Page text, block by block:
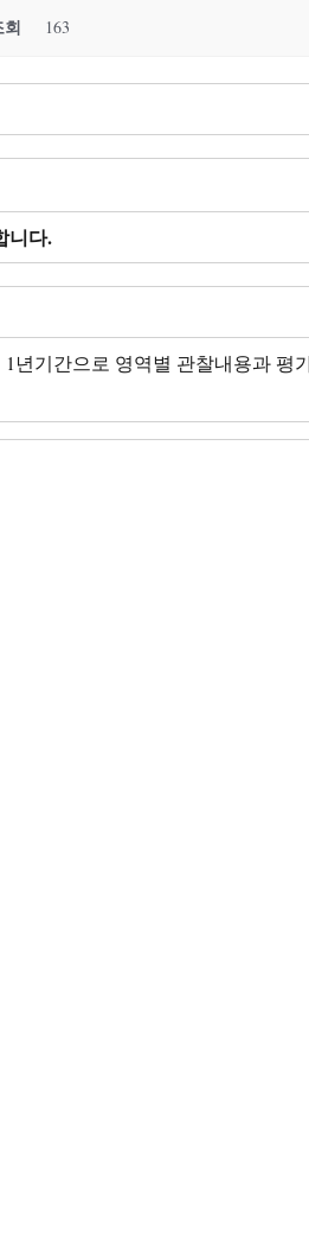
회 163
니다.
년기간으로 영역별 관찰내용과 평